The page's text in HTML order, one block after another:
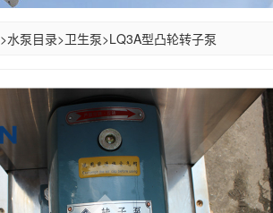
>水泵目录>卫生泵>LQ3A型凸轮转子泵